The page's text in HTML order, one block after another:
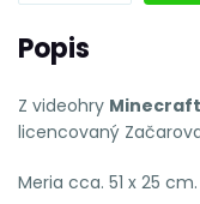
Popis
Z videohry Minecraft
licencovaný
Meria cca. 51 x 25 cm.